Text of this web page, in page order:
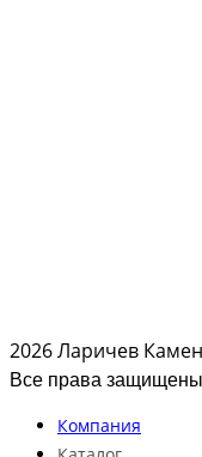
2026 Ларичев
Все права защищены
Компания